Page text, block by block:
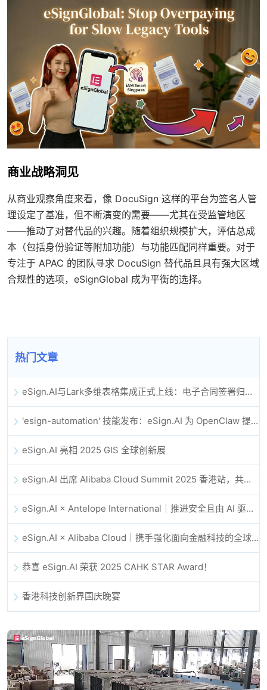
商业战略洞见
从商业观察角度来看，像 DocuSign 这样的平台为签名人管
理设定了基准，但不断演变的需要——尤其在受监管地区
——推动了对替代品的兴趣。随着组织规模扩大，评估总成
本（包括身份验证等附加功能）与功能匹配同样重要。对于
专注于 APAC 的团队寻求 DocuSign 替代品且具有强大区域
合规性的选项，eSignGlobal 成为平衡的选择。
热门文章
eSign.AI与Lark多维表格集成正式上线：电子合同签署归档全程自动化
'esign-automation' 技能发布：eSign.AI 为 OpenClaw 提供自动化电子签名能力
eSign.AI 亮相 2025 GIS 全球创新展
eSign.AI 出席 Alibaba Cloud Summit 2025 香港站，共同探讨 AI 驱动的云创新与数字信任未来
eSign.AI × Antelope International｜推进安全且由 AI 驱动的数字化工作流
eSign.AI × Alibaba Cloud｜携手强化面向金融科技的全球数字信任
恭喜 eSign.AI 荣获 2025 CAHK STAR Award！
香港科技创新界国庆晚宴